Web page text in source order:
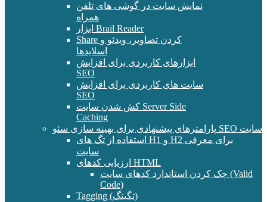
نمایش سایت در گوشی های تلفن
همراه
ابزار Brail Reader
Share کردن تصاویر، ویدئو و
اسلایدها
ابزارهای کاربردی برای افزایش
SEO
سایت های کاربردی برای افزایش
SEO
کش شدن سایت Server Side
Caching
پارامترهای پیشنهادی برای بهینه سازی سئو SEO سایت
استفاده از تگ های H1 و H2 برای معرفی
سایت
ارزیابی کدهای HTML
چک کردن استاندارد کدهای سایت (Valid
Code)
Tagging (تگینگ)